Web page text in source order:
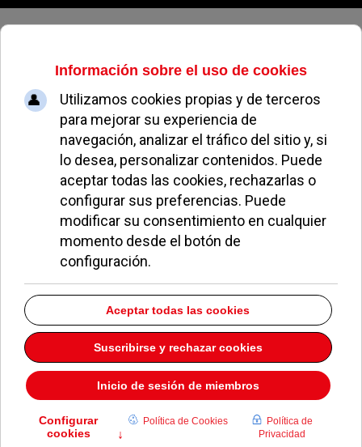
Jueves, 06 de agosto de 2026
Detenido un conductor de autobús
en Pozuelo tras atropellar
mortalmente a un hombre en
Aravaca
REDACCIÓN
SUCESOS, SEGURIDAD Y TRIBUNALES
07 SEPTIEMBRE 2020